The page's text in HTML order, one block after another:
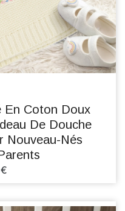
En Coton Doux
De Douche
Nouveau-Nés